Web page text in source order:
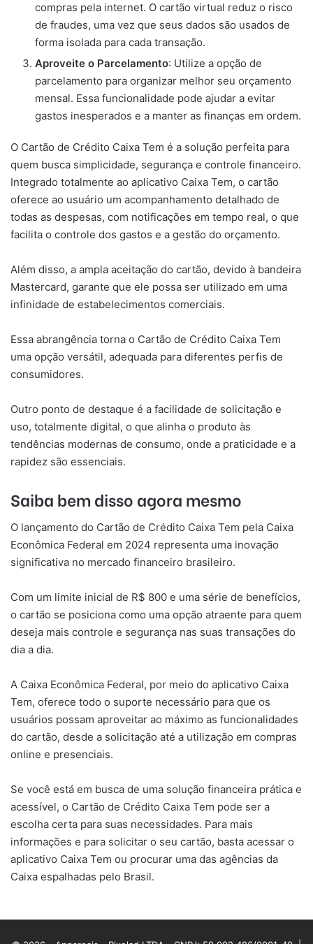
compras pela internet. O cartão virtual reduz o risco
de fraudes, uma vez que seus dados são usados de
forma isolada para cada transação.
Aproveite o Parcelamento: Utilize a opção de
parcelamento para organizar melhor seu orçamento
mensal. Essa funcionalidade pode ajudar a evitar
gastos inesperados e a manter as finanças em ordem.
O Cartão de Crédito Caixa Tem é a solução perfeita para
quem busca simplicidade, segurança e controle financeiro.
Integrado totalmente ao aplicativo Caixa Tem, o cartão
oferece ao usuário um acompanhamento detalhado de
todas as despesas, com notificações em tempo real, o que
facilita o controle dos gastos e a gestão do orçamento.
Além disso, a ampla aceitação do cartão, devido à bandeira
Mastercard, garante que ele possa ser utilizado em uma
infinidade de estabelecimentos comerciais.
Essa abrangência torna o Cartão de Crédito Caixa Tem
uma opção versátil, adequada para diferentes perfis de
consumidores.
Outro ponto de destaque é a facilidade de solicitação e
uso, totalmente digital, o que alinha o produto às
tendências modernas de consumo, onde a praticidade e a
rapidez são essenciais.
Saiba bem disso agora mesmo
O lançamento do Cartão de Crédito Caixa Tem pela Caixa
Econômica Federal em 2024 representa uma inovação
significativa no mercado financeiro brasileiro.
Com um limite inicial de R$ 800 e uma série de benefícios,
o cartão se posiciona como uma opção atraente para quem
deseja mais controle e segurança nas suas transações do
dia a dia.
A Caixa Econômica Federal, por meio do aplicativo Caixa
Tem, oferece todo o suporte necessário para que os
usuários possam aproveitar ao máximo as funcionalidades
do cartão, desde a solicitação até a utilização em compras
online e presenciais.
Se você está em busca de uma solução financeira prática e
acessível, o Cartão de Crédito Caixa Tem pode ser a
escolha certa para suas necessidades. Para mais
informações e para solicitar o seu cartão, basta acessar o
aplicativo Caixa Tem ou procurar uma das agências da
Caixa espalhadas pelo Brasil.